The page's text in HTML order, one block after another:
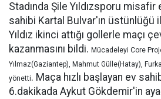
Stadında Şile Yıldızsporu misafir
sahibi Kartal Bulvar'ın üstünlüğü
Yıldız ikinci attığı gollerle maçı
kazanmasını bildi. Mücadeleyi Core
Yılmaz(Gaziantep), Mahmut Gülle(Hatay),
yönetti. Maça hızlı başlayan ev
6.dakikada Aykut Gökdemir'in